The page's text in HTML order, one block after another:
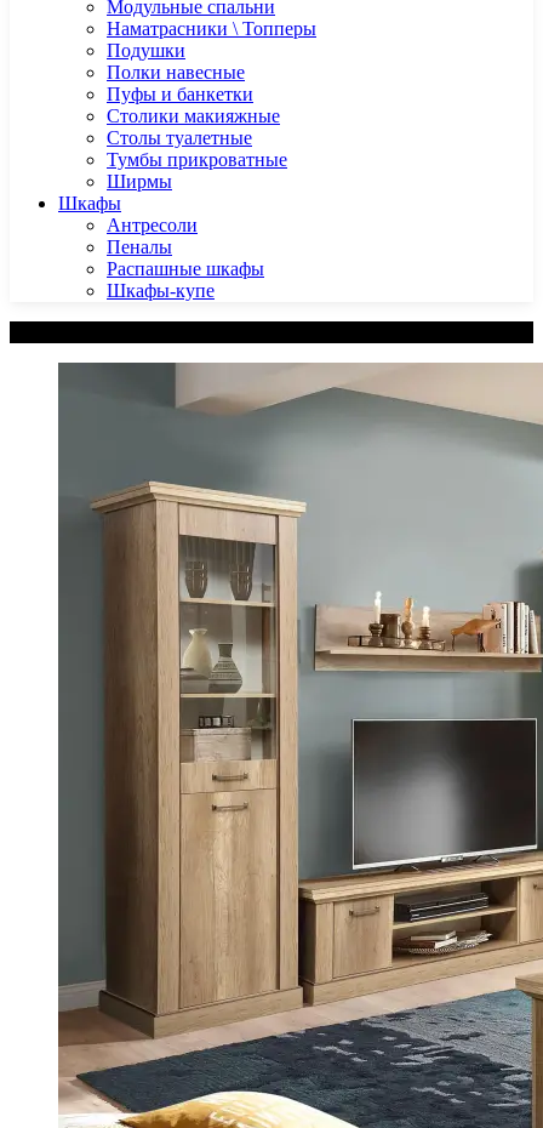
Модульные спальни
Наматрасники \ Топперы
Подушки
Полки навесные
Пуфы и банкетки
Столики макияжные
Столы туалетные
Тумбы прикроватные
Ширмы
Шкафы
Антресоли
Пеналы
Распашные шкафы
Шкафы-купе